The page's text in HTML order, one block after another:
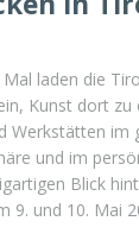
laden die
Kunst dort zu
Werkstätten im
und im
Blick
9. und 10. Mai